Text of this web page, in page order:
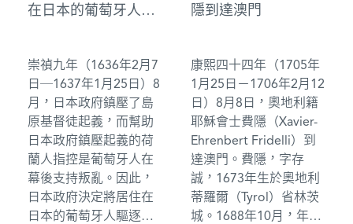
在日本的葡萄牙人驅
崇禎九年（1636年2月7
日─1637年1月25日）8
月，日本政府鎮壓了島
原基督徒起義，而幫助
日本政府鎮壓起義的荷
蘭人指控是葡萄牙人在
幕後支持叛亂。因此，
日本政府決定將居住在
日本的葡萄牙人驅逐出
隱到達澳門
康熙四十四年（1705年
1月25日－1706年2月12
日）8月8日，奧地利籍
耶穌會士費隱（Xavier-
Ehrenbert Fridelli）到
達澳門。費隱，字存
誠，1673年生於奧地利
蒂羅爾（Tyrol）省林茨
城。1688年10月，年僅